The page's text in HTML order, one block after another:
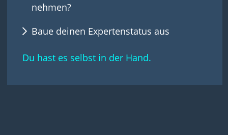
nehmen?
Baue deinen Expertenstatus aus
Du hast es selbst in der Hand.